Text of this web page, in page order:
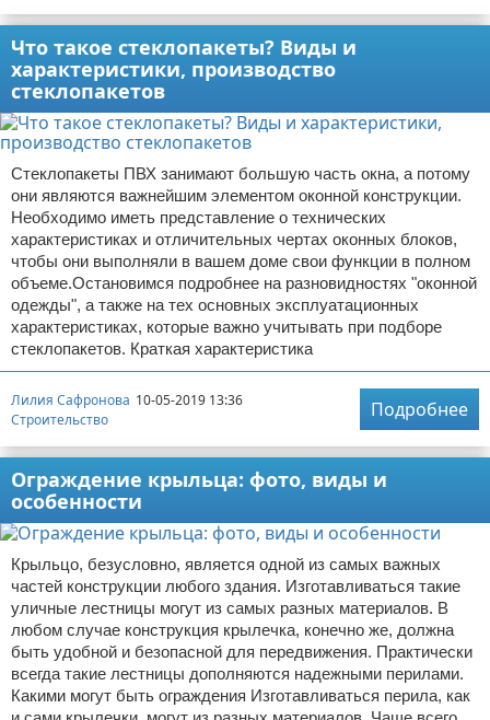
Что такое стеклопакеты? Виды и
характеристики, производство
стеклопакетов
Стеклопакеты ПВХ занимают большую часть окна, а потому
они являются важнейшим элементом оконной конструкции.
Необходимо иметь представление о технических
характеристиках и отличительных чертах оконных блоков,
чтобы они выполняли в вашем доме свои функции в полном
объеме.Остановимся подробнее на разновидностях "оконной
одежды", а также на тех основных эксплуатационных
характеристиках, которые важно учитывать при подборе
стеклопакетов. Краткая характеристика
Лилия Сафронова 10-05-2019 13:36
Строительство
Подробнее
Ограждение крыльца: фото, виды и
особенности
Крыльцо, безусловно, является одной из самых важных
частей конструкции любого здания. Изготавливаться такие
уличные лестницы могут из самых разных материалов. В
любом случае конструкция крылечка, конечно же, должна
быть удобной и безопасной для передвижения. Практически
всегда такие лестницы дополняются надежными перилами.
Какими могут быть ограждения Изготавливаться перила, как